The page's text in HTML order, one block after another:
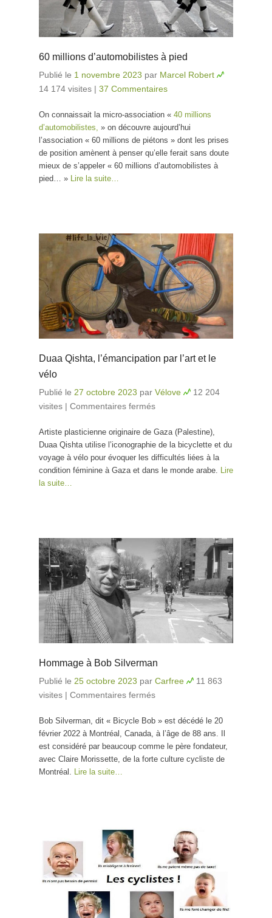
60 millions d’automobilistes à pied
Publié le 1 novembre 2023 par Marcel Robert
14 174 visites | 37 Commentaires
On connaissait la micro-association « 40 millions
d’automobilistes, » on découvre aujourd’hui
l’association « 60 millions de piétons » dont les prises
de position amènent à penser qu’elle ferait sans doute
mieux de s’appeler « 60 millions d’automobilistes à
pied… » Lire la suite…
Duaa Qishta, l’émancipation par l’art et le
vélo
Publié le 27 octobre 2023 par Vélove
12 204
visites | Commentaires fermés
et le vélo
Artiste plasticienne originaire de Gaza (Palestine),
Duaa Qishta utilise l’iconographie de la bicyclette et du
voyage à vélo pour évoquer les difficultés liées à la
condition féminine à Gaza et dans le monde arabe. Lire
la suite…
Hommage à Bob Silverman
Publié le 25 octobre 2023 par Carfree
11 863
visites | Commentaires fermés
Bob Silverman, dit « Bicycle Bob » est décédé le 20
février 2022 à Montréal, Canada, à l’âge de 88 ans. Il
est considéré par beaucoup comme le père fondateur,
avec Claire Morissette, de la forte culture cycliste de
Montréal.
Lire la suite…